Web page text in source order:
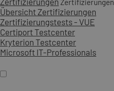
Zertifizierungen
Übersicht Zertifizierungen
Zertifizierungstests - VUE
Certiport Testcenter
Kryterion Testcenter
Microsoft IT-Professionals